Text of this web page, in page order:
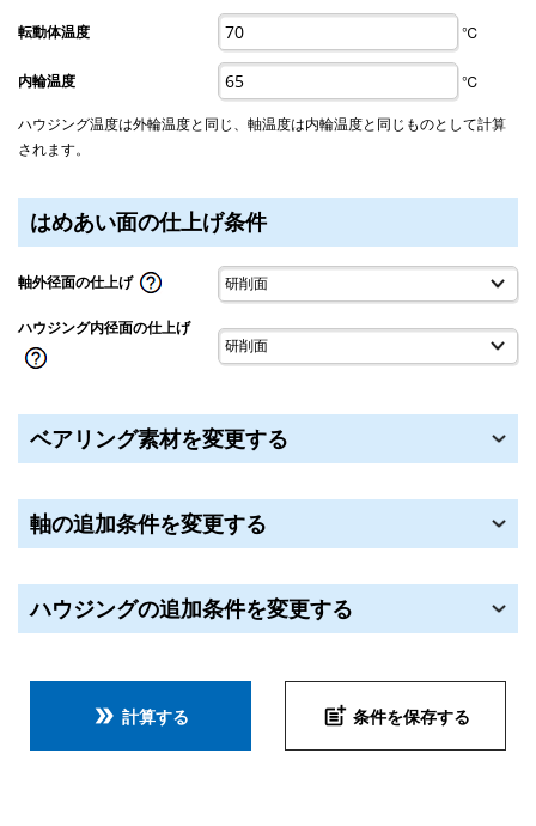
転動体温度 ℃
内輪温度 ℃
ハウジング温度は外輪温度と同じ、軸温度は内輪温度と同じものとして計算
されます。
はめあい面の仕上げ条件
軸外径面の仕上げ
ハウジング内径面の仕上げ
ベアリング素材を変更する
軸の追加条件を変更する
ハウジングの追加条件を変更する
double_arrow 計算する post_add 条件を保存する